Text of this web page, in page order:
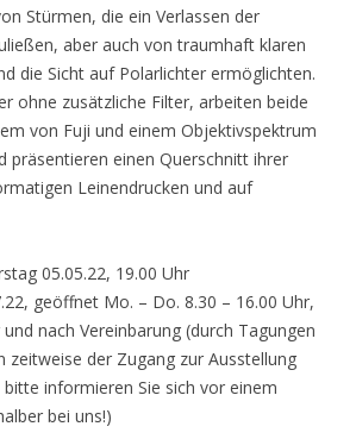
Stürmen, die ein Verlassen der
aber auch von traumhaft klaren
die Sicht auf Polarlichter ermöglichten.
ohne zusätzliche Filter, arbeiten beide
von Fuji und einem Objektivspektrum
präsentieren einen Querschnitt ihrer
Leinendrucken und auf
05.05.22, 19.00 Uhr
geöffnet Mo. – Do. 8.30 – 16.00 Uhr,
und nach Vereinbarung (durch Tagungen
zeitweise der Zugang zur Ausstellung
informieren Sie sich vor einem
bei uns!)